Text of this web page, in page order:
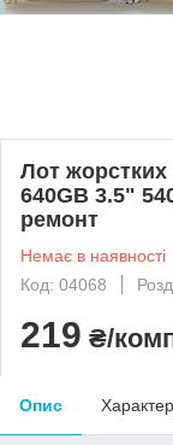
Лот жорстких
640GB 3.5"
ремонт
Немає в наявності
Код: 04068
219 ₴/
Опис